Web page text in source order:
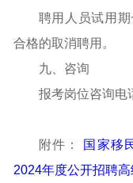
聘用人员试用
合格的取消聘用。
九、咨询
报考岗位咨询电
附件： 国家移
2024年度公开招聘